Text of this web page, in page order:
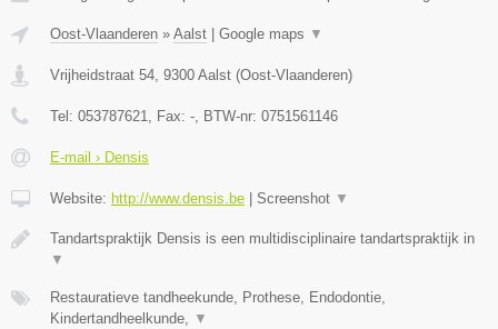
Oost-Vlaanderen » Aalst Google maps ▼
Vrijheidstraat 54, 9300 Aalst (Oost-Vlaanderen)
Tel: 053787621, Fax: -, BTW-nr: 0751561146
E-mail › Densis
Website: http://www.densis.be Screenshot ▼
Tandartspraktijk Densis is een multidisciplinaire tandartspraktijk in
▼
Restauratieve tandheekunde, Prothese, Endodontie,
Kindertandheelkunde, ▼